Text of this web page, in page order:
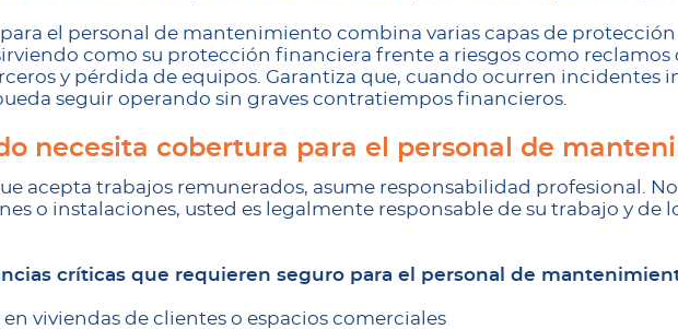
para el personal de mantenimiento combina varias capas de
como su protección financiera frente a riesgos como reclamos
y pérdida de equipos. Garantiza que, cuando ocurren incidentes
seguir operando sin graves contratiempos financieros.
necesita cobertura para el personal de
acepta trabajos remunerados, asume responsabilidad profesional.
o instalaciones, usted es legalmente responsable de su trabajo y de
críticas que requieren seguro para el personal de
en viviendas de clientes o espacios comerciales